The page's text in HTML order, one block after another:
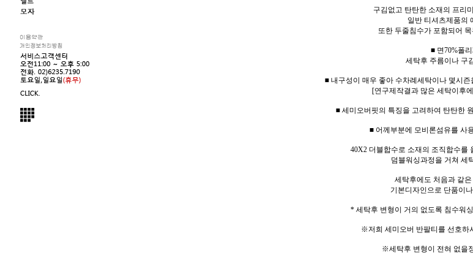
구김없고 탄탄한 소재의 프리
일반 티셔츠제품의
또한 두줄침수가 포함되어
■ 면70%폴
세탁후 주름이나 구
■ 내구성이 매우 좋아 수차례세탁이나 몇시
[연구제작결과 많은 세탁이후
■ 세미오버핏의 특징을 고려하여 탄탄한
■ 어께부분에 모비론섬유를 사
40X2 더블합수로 소재의 조직합수를
덤블워싱과정을 거쳐 세
세탁후에도 처음과 같
기본디자인으로 단품이
* 세탁후 변형이 거의 없도록 침수워
※저희 세미오버 반팔티를 선호하
※세탁후 변형이 전혀 없